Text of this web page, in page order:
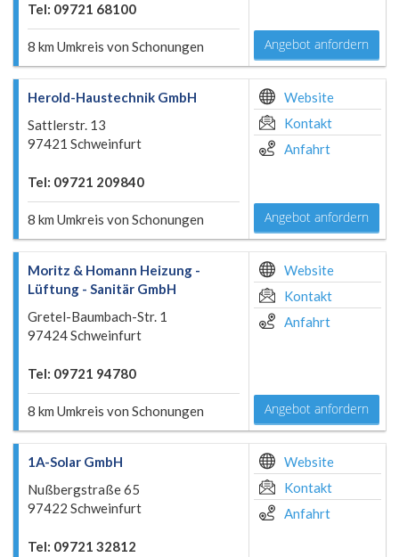
Tel: 09721 68100
8 km Umkreis von Schonungen Angebot anfordern
Herold-Haustechnik GmbH
Sattlerstr. 13
97421 Schweinfurt
Tel: 09721 209840
8 km Umkreis von Schonungen
Website
Kontakt
Anfahrt
Angebot anfordern
Moritz & Homann Heizung -
Lüftung - Sanitär GmbH
Gretel-Baumbach-Str. 1
97424 Schweinfurt
Tel: 09721 94780
8 km Umkreis von Schonungen
Website
Kontakt
Anfahrt
Angebot anfordern
1A-Solar GmbH
Nußbergstraße 65
97422 Schweinfurt
Tel: 09721 32812
Website
Kontakt
Anfahrt